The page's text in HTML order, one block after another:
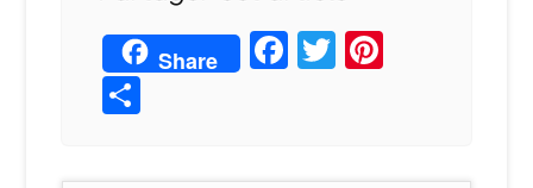
Share Facebook
Twitter